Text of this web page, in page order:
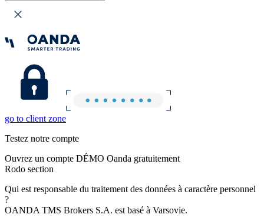
go to client zone
Testez notre compte
Ouvrez un compte DÉMO Oanda gratuitement
Rodo section
Qui est responsable du traitement des données à caractère personnel
?
OANDA TMS Brokers S.A. est basé à Varsovie.